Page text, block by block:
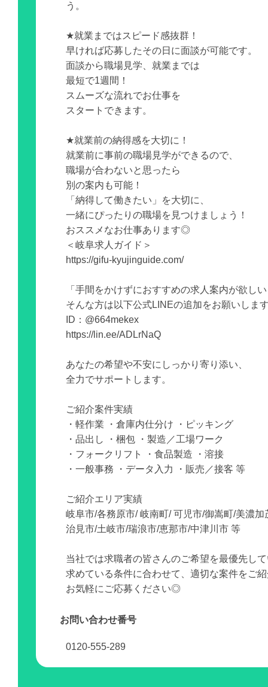
う。
★就業まではスピード感抜群！
早ければ応募したその日に面談が可能です。
面談から職場見学、就業までは
最短で1週間！
スムーズな流れでお仕事を
スタートできます。
★就業前の納得感を大切に！
就業前に事前の職場見学ができるので、
職場が合わないと思ったら
別の案内も可能！
「納得して働きたい」を大切に、
一緒にぴったりの職場を見つけましょう！
おススメなお仕事あります◎
＜岐阜求人ガイド＞
https://gifu-kyujinguide.com/
「手間をかけずにおすすめの求人案内が欲し
そんな方は以下公式LINEの追加をお願いしま
ID：@664mekex
https://lin.ee/ADLrNaQ
あなたの希望や不安にしっかり寄り添い、
全力でサポートします。
ご紹介案件実績
・軽作業 ・倉庫内仕分け ・ピッキング
・品出し ・梱包 ・製造／工場ワーク
・フォークリフト ・食品製造 ・溶接
・一般事務 ・データ入力 ・販売／接客 等
ご紹介エリア実績
岐阜市/各務原市/ 岐南町/ 可児市/御嵩町/美濃加
治見市/土岐市/瑞浪市/恵那市/中津川市 等
当社では求職者の皆さんのご希望を最優先し
求めている条件に合わせて、適切な案件をご
お気軽にご応募ください◎
お問い合わせ番号
0120-555-289